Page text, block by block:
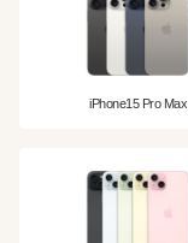
iPhone15 Pro Max